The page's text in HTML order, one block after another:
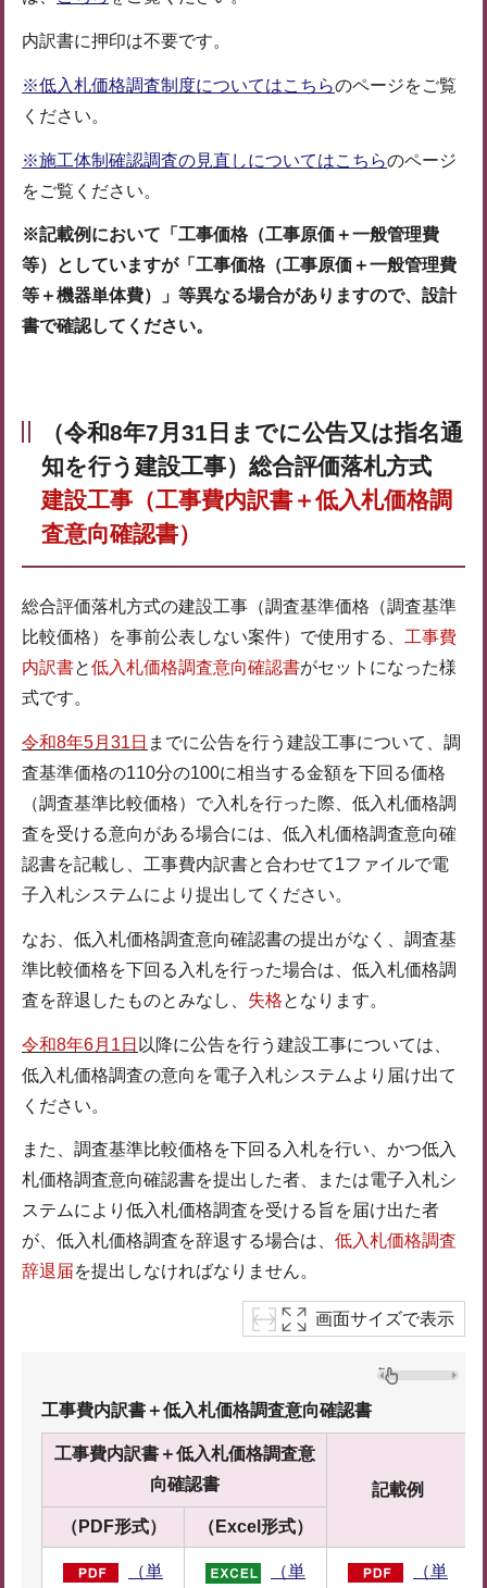
内訳書に押印は不要です。
※低入札価格調査制度についてはこちらのページをご覧
ください。
※施工体制確認調査の見直しについてはこちらのページ
をご覧ください。
※記載例において「工事価格（工事原価＋一般管理費
等）としていますが「工事価格（工事原価 ＋一般管理費
等＋機器単体費）」等異なる場合がありますので、設計
書で確認してください。
（令和8年7月31日までに公告又は指名通
知を行う 建設工事）総合評価落札方式
建設工事（工事費内訳書＋低入札価格調
査意向確認書）
総合評価落札方式の建設工事（調査基準価格（調査基準
比較価格）を事前公表しない案件）で使用する、 工事費
内訳書と低入札価格調査意向確認書がセットになった様
式です。
令和8年5月31日 までに公告を行う建設工事について、調
査基準価格の110分の100に相当する金額を下回る価格
（調査基準比較価格）で入札を行った際、低入札価格調
査を受ける意向がある場合には、低入札価格調査意向確
認書を記載し、工事費内訳書と合わせて1ファイルで電
子入札システムにより提出してください。
なお、低入札価格調査意向確認書の提出がなく、調査基
準比較価格を下回る入札を行った場合は、低入札価格調
査を辞退したものとみなし、 失格となります。
令和8年6月1日 以降に公告を行う建設工事については、
低入札価格調査の意向を電子入札システムより届け出て
ください。
また、調査基準比較価格を下回る入札を行い、かつ低入
札価格調査意向確認書を提出した者、または電子入札シ
ステムにより低入札価格調査を受ける旨を届け出た者
が、低入札価格調査を辞退する場合は、 低入札価格調査
辞退届を提出しなければなりません。
画面サイズで表示
工事費内訳書＋低入札価格調査意向確認書
工事費内訳書＋低入札価格調査意
向確認書
記載例
（PDF形式）
（Excel形式）
（単
（単
（単